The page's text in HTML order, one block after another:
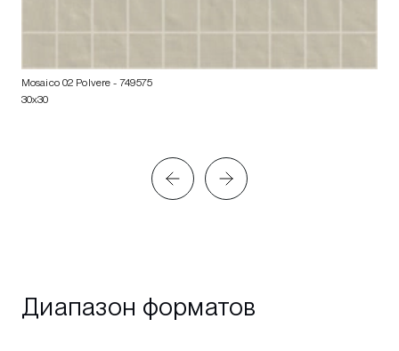
Mosaico 02 Polvere - 749575
30x30
Диапазон форматов